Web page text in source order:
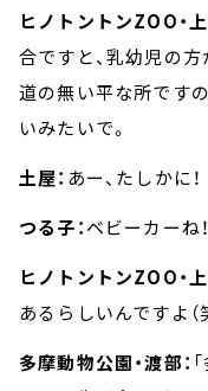
ヒノトントンZOO・上
合ですと、乳幼児の
道の無い平な所です
いみたいで。
土屋： あー、たしかに！
つる子：ベビーカーね！
ヒノトントンZOO・上
あるらしいんですよ（笑
多摩動物公園・渡部：